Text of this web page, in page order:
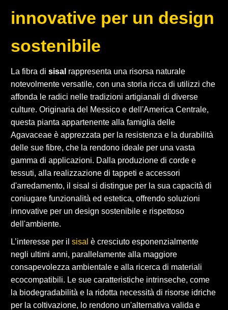
innovative per un design
sostenibile
La fibra di sisal rappresenta una risorsa naturale
notevolmente versatile, con una storia ricca di utilizzi che
affonda le radici nelle tradizioni artigianali di diverse
culture. Originaria del Messico e dell'America Centrale,
questa pianta appartenente alla famiglia delle
Agavaceae è apprezzata per la resistenza e la durabilità
delle sue fibre, che la rendono ideale per una vasta
gamma di applicazioni. Dalla produzione di corde e
tessuti, alla realizzazione di tappeti e accessori
d'arredamento, il sisal si distingue per la sua capacità di
coniugare funzionalità ed estetica, offrendo soluzioni
innovative per un design sostenibile e rispettoso
dell'ambiente.
L’interesse per il sisal è cresciuto esponenzialmente
negli ultimi anni, parallelamente alla maggiore
consapevolezza ambientale e alla ricerca di materiali
ecocompatibili. Le sue caratteristiche intrinseche, come
la biodegradabilità e la ridotta necessità di risorse idriche
per la coltivazione, lo rendono un'alternativa valida e